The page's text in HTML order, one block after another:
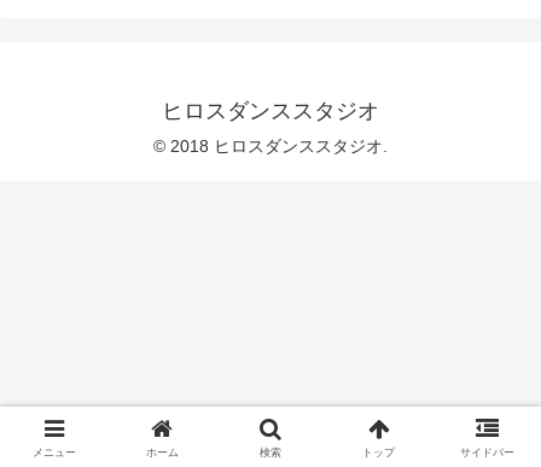
ヒロスダンススタジオ
© 2018 ヒロスダンススタジオ.
メニュー ホーム 検索 トップ サイドバー